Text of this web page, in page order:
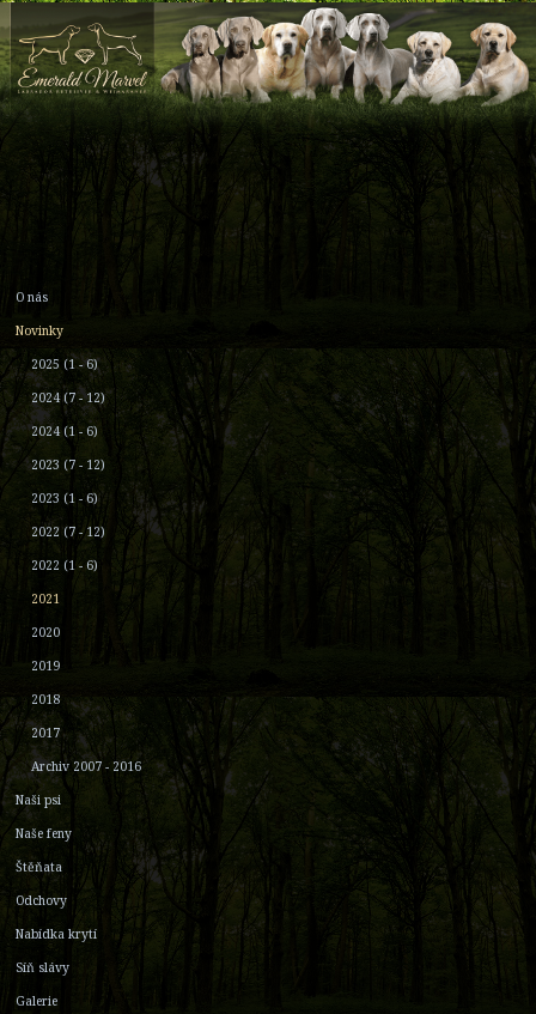
O nás
Novinky
2025 (1 - 6)
2024 (7 - 12)
2024 (1 - 6)
2023 (7 - 12)
2023 (1 - 6)
2022 (7 - 12)
2022 (1 - 6)
2021
2020
2019
2018
2017
Archiv 2007 - 2016
Naši psi
Naše feny
Štěňata
Odchovy
Nabídka krytí
Síň slávy
Galerie